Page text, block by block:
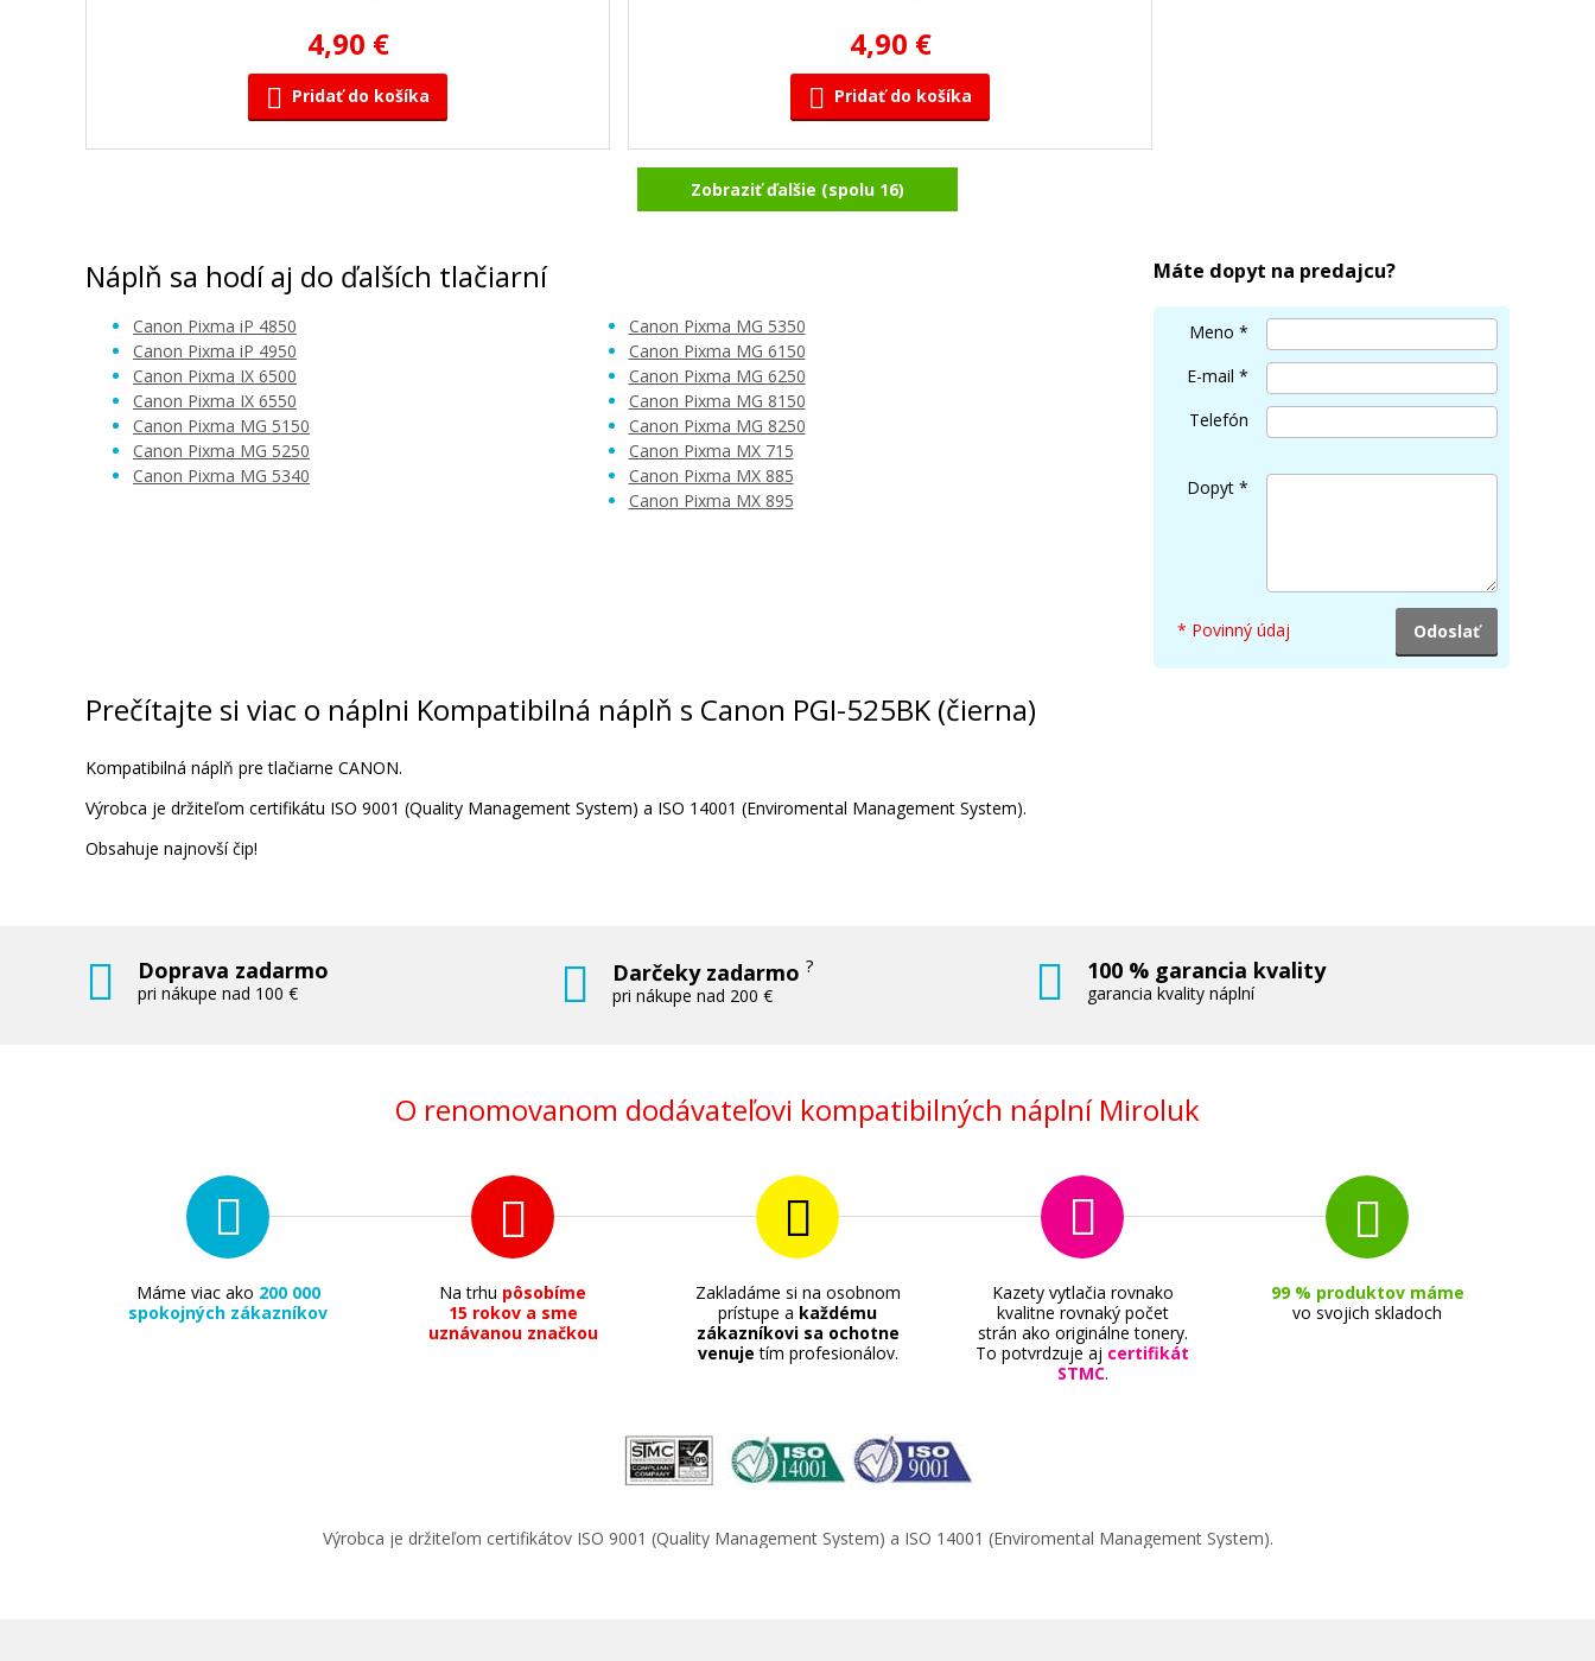
4,90 €
Pridať do košíka
4,90 €
Pridať do košíka
Kompatibilná náplň
5,90 €
Sada kompatibilných náplní s Canon PGI-
Súprava kompatibilných náplní
Originálna náplň
15,90 €
Originálna náplň
15,90 €
Originálna náplň Originálna náplň
Zobraziť ďalšie (spolu 16)
Náplň sa hodí aj do ďalších tlačiarní
Canon Pixma iP 4850
Canon Pixma iP 4950
Canon Pixma IX 6500
Canon Pixma IX 6550
Canon Pixma MG 5150
Canon Pixma MG 5250
Canon Pixma MG 5340
Canon Pixma MG 5350
Canon Pixma MG 6150
Canon Pixma MG 6250
Canon Pixma MG 8150
Canon Pixma MG 8250
Canon Pixma MX 715
Canon Pixma MX 885
Canon Pixma MX 895
Máte dopyt na predajcu?
Meno *
E-mail *
Telefón
Dopyt *
* Povinný údaj
Prečítajte si viac o náplni Kompatibilná náplň s Canon PGI-525BK (čierna)
Kompatibilná náplň pre tlačiarne CANON.
Výrobca je držiteľom certifikátu ISO 9001 (Quality Management System) a ISO 14001 (Enviromental Management System).
Obsahuje najnovší čip!
Doprava zadarmo
pri nákupe nad 100 €
Darčeky zadarmo?
pri nákupe nad 200 €
100 % garancia kvality
garancia kvality náplní
O renomovanom dodávateľovi kompatibilných náplní Miroluk
Máme viac ako 200 000
spokojných zákazníkov
Na trhu pôsobíme
15 rokov a sme
uznávanou značkou
Zakladáme si na osobnom
prístupe a každému
zákazníkovi sa ochotne
venuje tím profesionálov.
Kazety vytlačia rovnako
kvalitne rovnaký počet
strán ako originálne tonery.
To potvrdzuje aj certifikát
STMC.
99 % produktov máme
vo svojich skladoch
Výrobca je držiteľom certifikátov ISO 9001 (Quality Management System) a ISO 14001 (Enviromental Management System).